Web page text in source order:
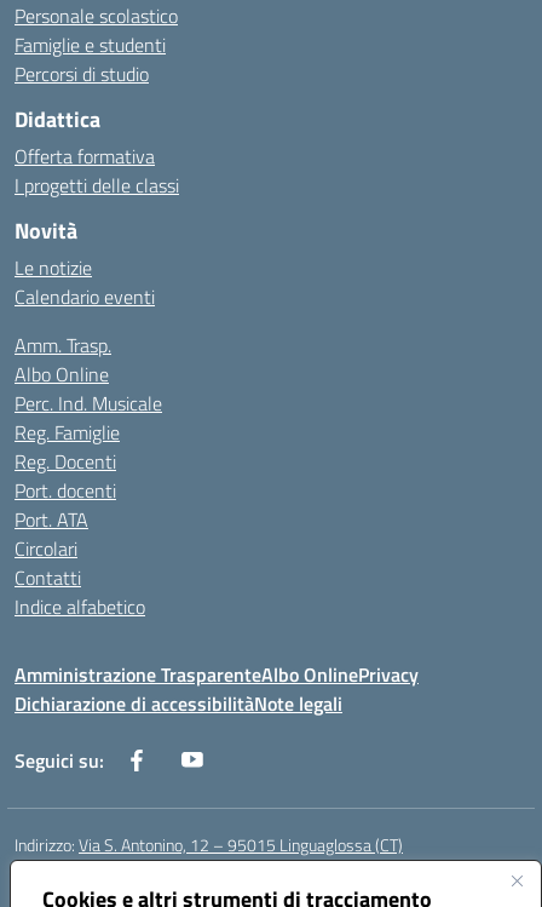
Cookies e altri strumenti di tracciamento
Personale scolastico
Famiglie e studenti
Percorsi di studio
Didattica
Offerta formativa
I progetti delle classi
Novità
Le notizie
Calendario eventi
Amm. Trasp.
Albo Online
Perc. Ind. Musicale
Reg. Famiglie
Reg. Docenti
Port. docenti
Port. ATA
Circolari
Contatti
Indice alfabetico
Amministrazione TrasparenteAlbo OnlinePrivacy
Dichiarazione di accessibilitàNote legali
Seguici su:
Indirizzo:Via S. Antonino, 12 – 95015 Linguaglossa (CT)
Centralino:
Posta elettronica certificata (PEC):ctic83200r@pec.istruzione.it